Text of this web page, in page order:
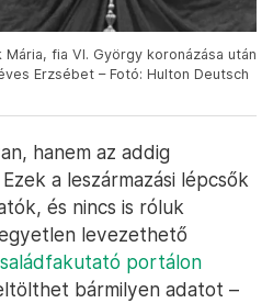
fia VI. György koronázása után
Erzsébet – Fotó: Hulton Deutsch
hanem az addig
a leszármazási lépcsők
és nincs is róluk
levezethető
portálon
bármilyen adatot –